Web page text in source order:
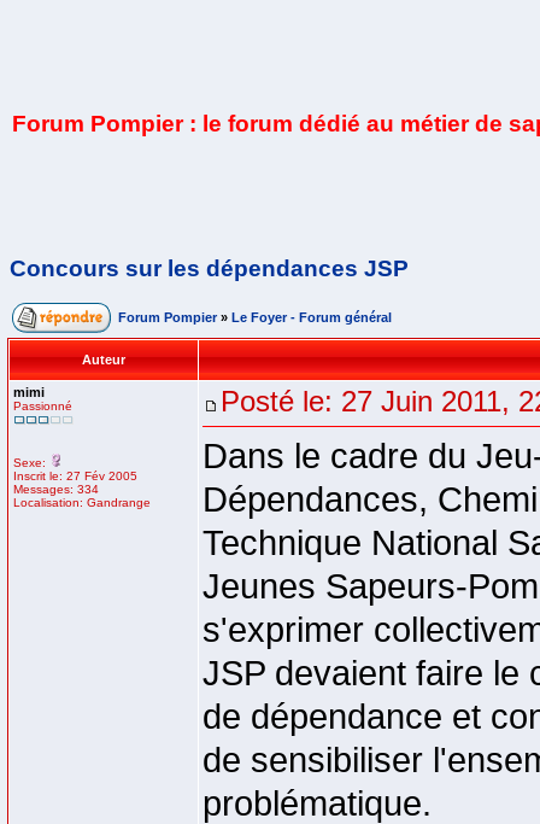
Forum Pompier : le forum dédié au métier de
Concours sur les dépendances JSP
Forum Pompier » Le Foyer - Forum général
Auteur
mimi
Passionné
Sexe:
Inscrit le: 27 Fév 2005
Messages: 334
Localisation: Gandrange
Posté le: 27 Juin 2011,
Dans le cadre du
Dépendances,
Technique National
Jeunes Sapeurs-
s'exprimer
JSP devaient faire le
de dépendance et
de sensibiliser
problématique.